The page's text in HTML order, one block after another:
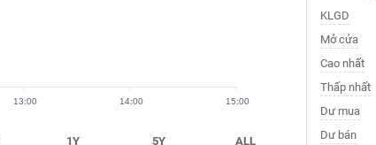
13:00 14:00 15:00
1Y
5Y
ALL
KLGD
Mở cửa
Cao nhất
Thấp nhất
Dư mua
Dư bán